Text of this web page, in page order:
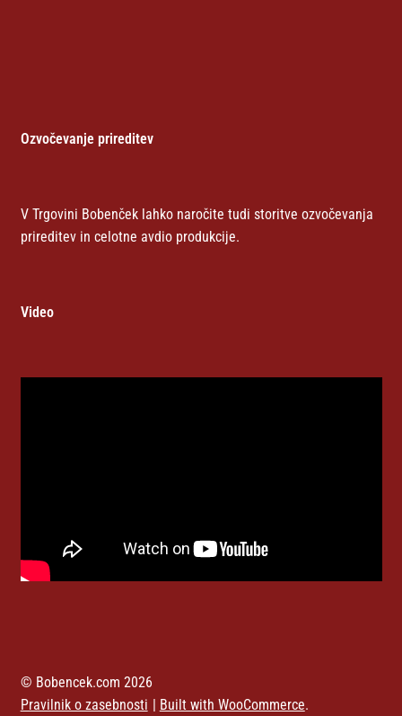
Ozvočevanje prireditev
V Trgovini Bobenček lahko naročite tudi storitve ozvočevanja
prireditev in celotne avdio produkcije.
Video
© Bobencek.com 2026
Pravilnik o zasebnosti
Built with WooCommerce.